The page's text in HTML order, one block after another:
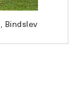
Bindslev